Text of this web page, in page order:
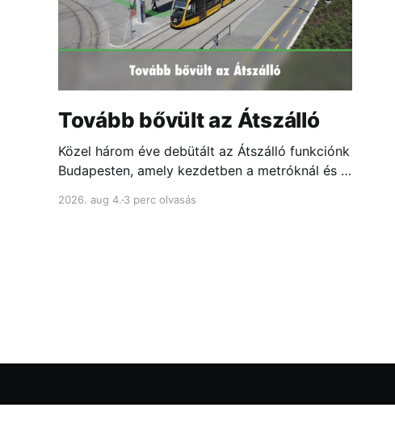
Tovább bővült az Átszálló
Közel három éve debütált az Átszálló funkciónk
Budapesten, amely kezdetben a metróknál és a
melyik ajtóhoz állj a leggyorsabb átszállás
2026. aug 4. 3 perc olvasás